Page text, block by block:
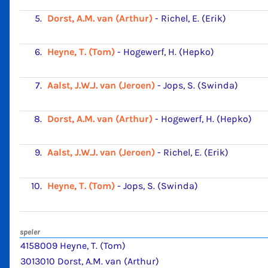
5. Dorst, A.M. van (Arthur) - Richel, E. (Erik)
6. Heyne, T. (Tom) - Hogewerf, H. (Hepko)
7. Aalst, J.W.J. van (Jeroen) - Jops, S. (Swinda)
8. Dorst, A.M. van (Arthur) - Hogewerf, H. (Hepko)
9. Aalst, J.W.J. van (Jeroen) - Richel, E. (Erik)
10. Heyne, T. (Tom) - Jops, S. (Swinda)
speler
4158009 Heyne, T. (Tom)
3013010 Dorst, A.M. van (Arthur)